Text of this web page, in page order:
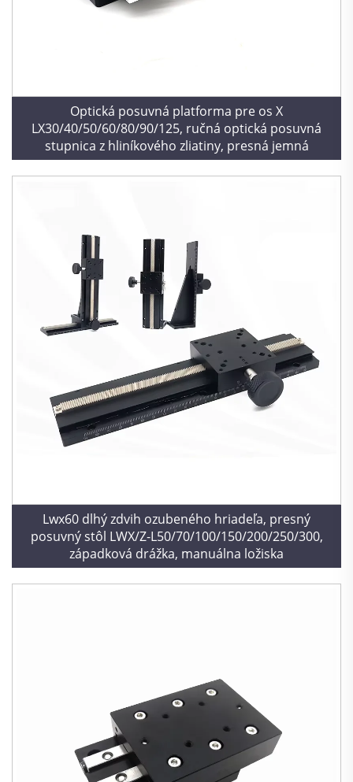
Optická posuvná platforma pre os X
LX30/40/50/60/80/90/125, ručná optická posuvná
stupnica z hliníkového zliatiny, presná jemná
Lwx60 dlhý zdvih ozubeného hriadeľa, presný
posuvný stôl LWX/Z-L50/70/100/150/200/250/300,
západková drážka, manuálna ložiska